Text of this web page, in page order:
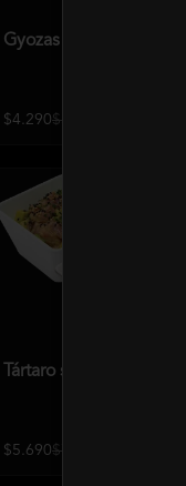
Gyozas Nikkei 3U
$4.290$5.590
Tártaro salmón o atún
$5.690$7.140